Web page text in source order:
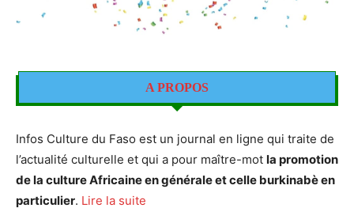
A PROPOS
Infos Culture du Faso est un journal en ligne qui traite de
l’actualité culturelle et qui a pour maître-mot la promotion
de la culture Africaine en générale et celle burkinabè en
particulier. Lire la suite